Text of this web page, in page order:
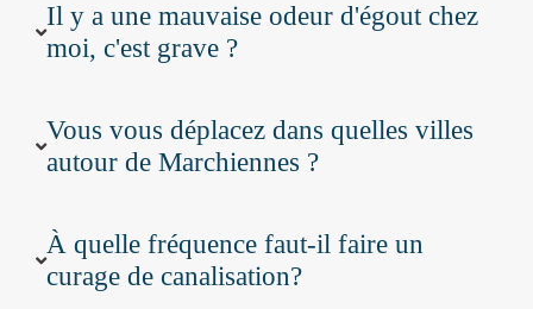
Il y a une mauvaise odeur d'égout chez
moi, c'est grave ?
Vous vous déplacez dans quelles villes
autour de Marchiennes ?
À quelle fréquence faut-il faire un
curage de canalisation?